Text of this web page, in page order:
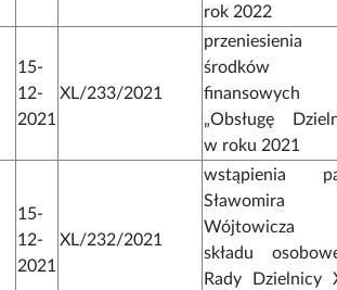
rok 2022
15-
12-
2021
XL/233/2021
przeniesienia
środków
finansowych
„Obsługę
w roku 2021
15-
12-
2021
XL/232/2021
wstąpienia
Sławomira
Wójtowicza
składu
Rady Dzielnicy